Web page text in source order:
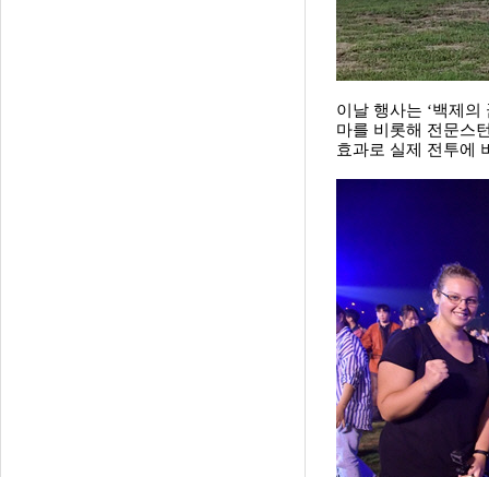
이날 행사는 ‘백제
마를 비롯해 전문스
효과로 실제 전투에